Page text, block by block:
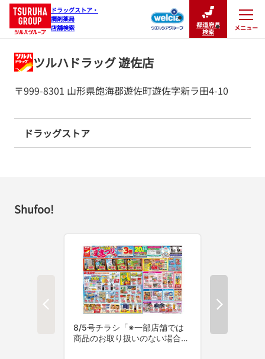
ドラッグストア・
調剤薬局
店舗検索
都道府県
検索
メニュー
閉じる
ツルハドラッグ 遊佐店
〒999-8301 山形県飽海郡遊佐町遊佐字新ラ田4-10
ドラッグストア
Shufoo!